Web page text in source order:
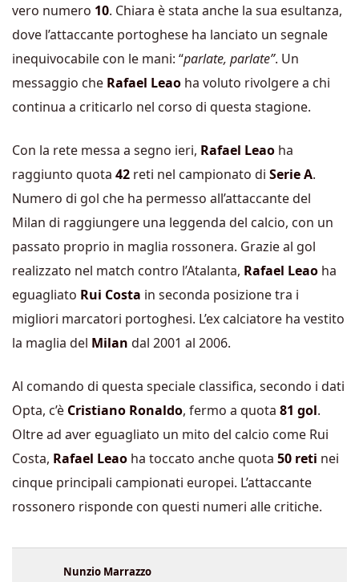
vero numero 10. Chiara è stata anche la sua esultanza,
dove l’attaccante portoghese ha lanciato un segnale
inequivocabile con le mani: “parlate, parlate”. Un
messaggio che Rafael Leao ha voluto rivolgere a chi
continua a criticarlo nel corso di questa stagione.
Con la rete messa a segno ieri, Rafael Leao ha
raggiunto quota 42 reti nel campionato di Serie A.
Numero di gol che ha permesso all’attaccante del
Milan di raggiungere una leggenda del calcio, con un
passato proprio in maglia rossonera. Grazie al gol
realizzato nel match contro l’Atalanta, Rafael Leao ha
eguagliato Rui Costa in seconda posizione tra i
migliori marcatori portoghesi. L’ex calciatore ha vestito
la maglia del Milan dal 2001 al 2006.
Al comando di questa speciale classifica, secondo i dati
Opta, c’è Cristiano Ronaldo, fermo a quota 81 gol.
Oltre ad aver eguagliato un mito del calcio come Rui
Costa, Rafael Leao ha toccato anche quota 50 reti nei
cinque principali campionati europei. L’attaccante
rossonero risponde con questi numeri alle critiche.
Nunzio Marrazzo